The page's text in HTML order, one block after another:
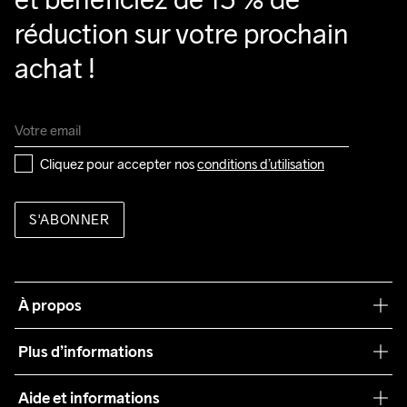
réduction sur votre prochain
achat !
Cliquez pour accepter nos conditions d’utilisation
S'ABONNER
À propos
Plus d’informations
Aide et informations